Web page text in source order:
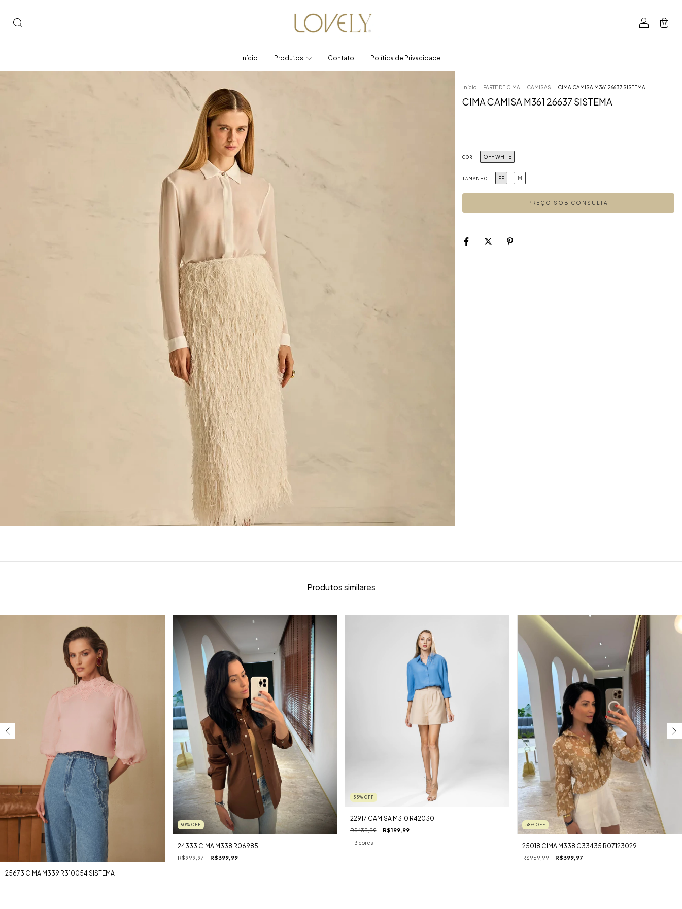
0
Início Produtos Contato Política de Privacidade
Início PARTE DE CIMA CAMISAS CIMA CAMISA M361 26637 SISTEMA
CIMA CAMISA M361 26637 SISTEMA
COR OFF WHITE
TAMANHO PP M
Produtos similares
25673 CIMA M339 R310054 SISTEMA
60% OFF
24333 CIMA M338 R06985
R$999,97 R$399,99
55% OFF
22917 CAMISA M310 R42030
R$439,99 R$199,99
3 cores
58%OFF
25018 CIMA M338 C33435 R07123029
R$959,99 R$399,97